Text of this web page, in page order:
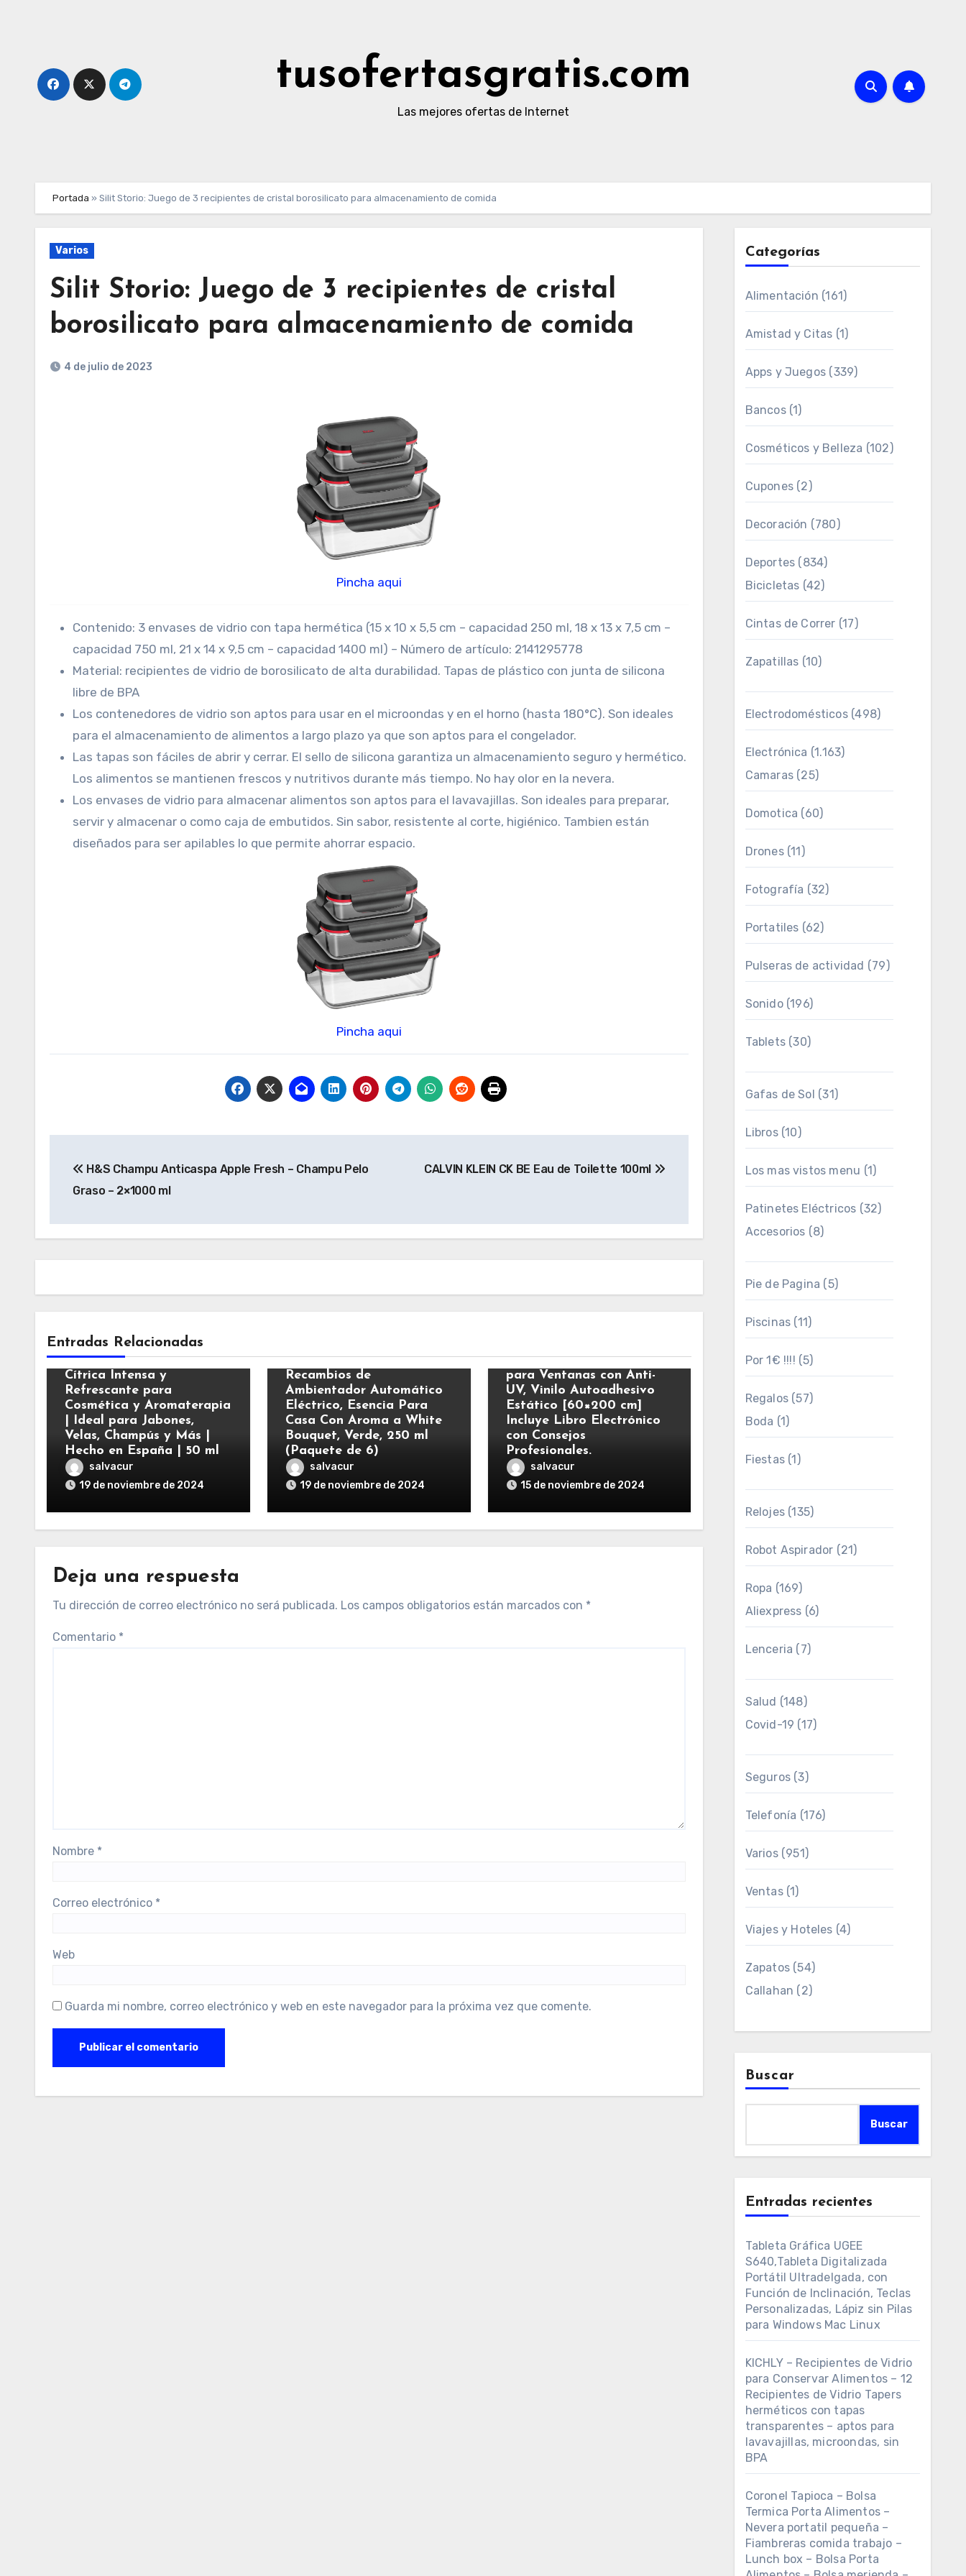
tusofertasgratis.com
Las mejores ofertas de Internet
Portada » Silit Storio: Juego de 3 recipientes de cristal borosilicato para almacenamiento de comida
Varios
Silit Storio: Juego de 3 recipientes de cristal
borosilicato para almacenamiento de comida
4 de julio de 2023
Pincha aqui
Contenido: 3 envases de vidrio con tapa hermética (15 x 10 x 5,5 cm – capacidad 250 ml, 18 x 13 x 7,5 cm –
capacidad 750 ml, 21 x 14 x 9,5 cm – capacidad 1400 ml) – Número de artículo: 2141295778
Material: recipientes de vidrio de borosilicato de alta durabilidad. Tapas de plástico con junta de silicona
libre de BPA
Los contenedores de vidrio son aptos para usar en el microondas y en el horno (hasta 180°C). Son ideales
para el almacenamiento de alimentos a largo plazo ya que son aptos para el congelador.
Las tapas son fáciles de abrir y cerrar. El sello de silicona garantiza un almacenamiento seguro y hermético.
Los alimentos se mantienen frescos y nutritivos durante más tiempo. No hay olor en la nevera.
Los envases de vidrio para almacenar alimentos son aptos para el lavavajillas. Son ideales para preparar,
servir y almacenar o como caja de embutidos. Sin sabor, resistente al corte, higiénico. Tambien están
diseñados para ser apilables lo que permite ahorrar espacio.
Pincha aqui
de
H&S Champu Anticaspa Apple Fresh – Champu Pelo
Graso – 2×1000 ml
CALVIN KLEIN CK BE Eau de Toilette 100ml
Entradas Relacionadas
Esencia Aromática de
Mandarina | Fragancia
Cítrica Intensa y
Refrescante para
Cosmética y Aromaterapia
| Ideal para Jabones,
Velas, Champús y Más |
Hecho en España | 50 ml
salvacur
19 de noviembre de 2024
Air Wick Eléctrico –
Recambios de
Ambientador Automático
Eléctrico, Esencia Para
Casa Con Aroma a White
Bouquet, Verde, 250 ml
(Paquete de 6)
salvacur
19 de noviembre de 2024
MARAPON® Vinilo Opaco
para Ventanas con Anti-
UV, Vinilo Autoadhesivo
Estático [60×200 cm]
Incluye Libro Electrónico
con Consejos
Profesionales.
salvacur
15 de noviembre de 2024
Deja una respuesta
Tu dirección de correo electrónico no será publicada. Los campos obligatorios están marcados con *
Comentario *
Nombre *
Correo electrónico *
Web
Guarda mi nombre, correo electrónico y web en este navegador para la próxima vez que comente.
Categorías
Alimentación (161)
Amistad y Citas (1)
Apps y Juegos (339)
Bancos(1)
Cosméticos y Belleza (102)
Cupones(2)
Decoración (780)
Deportes (834)
Bicicletas (42)
Cintas de Correr (17)
Zapatillas (10)
Electrodomésticos(498)
Electrónica (1.163)
Camaras(25)
Domotica (60)
Drones(11)
Fotografía (32)
Portatiles (62)
Pulseras de actividad (79)
Sonido(196)
Tablets(30)
Gafas de Sol (31)
Libros(10)
Los mas vistos menu (1)
Patinetes Eléctricos (32)
Accesorios (8)
Pie de Pagina (5)
Piscinas (11)
Por 1€ !!!! (5)
Regalos(57)
Boda (1)
Fiestas(1)
Relojes(135)
Robot Aspirador (21)
Ropa (169)
Aliexpress (6)
Lenceria (7)
Salud (148)
Covid-19 (17)
Seguros(3)
Telefonía (176)
Varios(951)
Ventas(1)
Viajes y Hoteles (4)
Zapatos(54)
Callahan (2)
Buscar
Buscar
Entradas recientes
Tableta Gráfica UGEE
S640,Tableta Digitalizada
Portátil Ultradelgada, con
Función de Inclinación, Teclas
Personalizadas, Lápiz sin Pilas
para Windows Mac Linux
KICHLY – Recipientes de Vidrio
para Conservar Alimentos – 12
Recipientes de Vidrio Tapers
herméticos con tapas
transparentes – aptos para
lavavajillas, microondas, sin
BPA
Coronel Tapioca – Bolsa
Termica Porta Alimentos –
Nevera portatil pequeña –
Fiambreras comida trabajo –
Lunch box – Bolsa Porta